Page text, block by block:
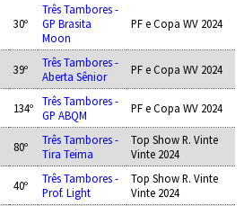
30º
Três Tambores -
GP Brasita
Moon
PF e Copa WV 2024
39º
Três Tambores -
Aberta Sênior
PF e Copa WV 2024
134º
Três Tambores -
GP ABQM
PF e Copa WV 2024
80º
Três Tambores -
Tira Teima
Top Show R. Vinte
Vinte 2024
40º
Três Tambores -
Prof. Light
Top Show R. Vinte
Vinte 2024